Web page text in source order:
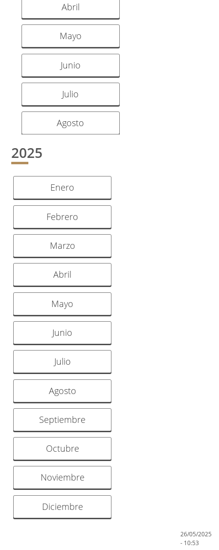
Abril
Mayo
Junio
Julio
Agosto
2025
Enero
Febrero
Marzo
Abril
Mayo
Junio
Julio
Agosto
Septiembre
Octubre
Noviembre
Diciembre
26/05/2025
- 10:53